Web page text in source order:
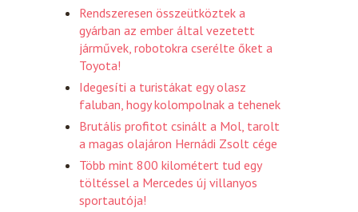
Rendszeresen összeütköztek a
gyárban az ember által vezetett
járművek, robotokra cserélte őket a
Toyota!
Idegesíti a turistákat egy olasz
faluban, hogy kolompolnak a tehenek
Brutális profitot csinált a Mol, tarolt
a magas olajáron Hernádi Zsolt cége
Több mint 800 kilométert tud egy
töltéssel a Mercedes új villanyos
sportautója!